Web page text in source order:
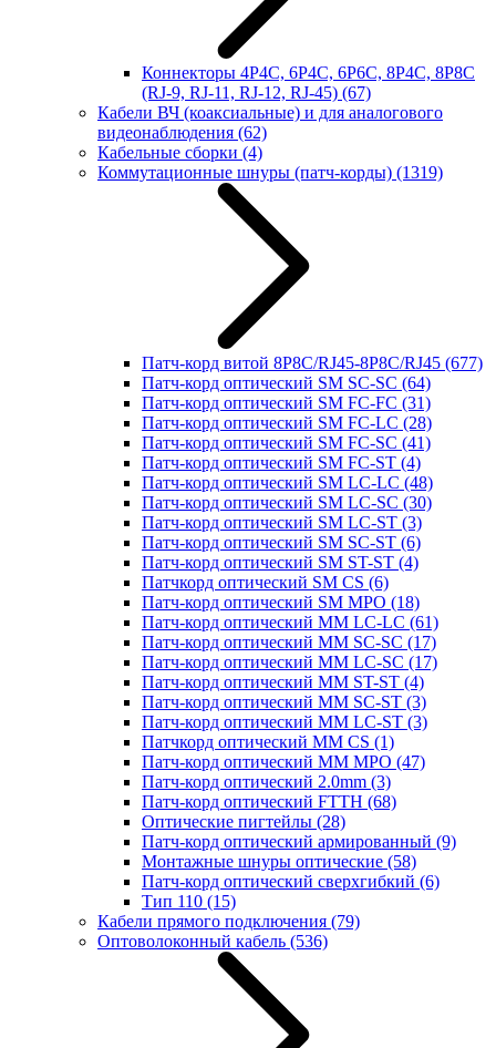
Коннекторы 4P4C, 6P4C, 6P6C, 8P4C, 8P8C
(RJ-9, RJ-11, RJ-12, RJ-45) (67)
Кабели ВЧ (коаксиальные) и для аналогового
видеонаблюдения (62)
Кабельные сборки (4)
Коммутационные шнуры (патч-корды) (1319)
Патч-корд витой 8P8C/RJ45-8P8C/RJ45 (677)
Патч-корд оптический SM SC-SC (64)
Патч-корд оптический SM FC-FC (31)
Патч-корд оптический SM FC-LC (28)
Патч-корд оптический SM FC-SC (41)
Патч-корд оптический SM FC-ST (4)
Патч-корд оптический SM LC-LC (48)
Патч-корд оптический SM LC-SC (30)
Патч-корд оптический SM LC-ST (3)
Патч-корд оптический SM SC-ST (6)
Патч-корд оптический SM ST-ST (4)
Патчкорд оптический SM CS (6)
Патч-корд оптический SM MPO (18)
Патч-корд оптический MM LC-LC (61)
Патч-корд оптический MM SC-SC (17)
Патч-корд оптический MM LC-SC (17)
Патч-корд оптический MM ST-ST (4)
Патч-корд оптический MM SC-ST (3)
Патч-корд оптический MM LC-ST (3)
Патчкорд оптический MM CS (1)
Патч-корд оптический MM MPO (47)
Патч-корд оптический 2.0mm (3)
Патч-корд оптический FTTH (68)
Оптические пигтейлы (28)
Патч-корд оптический армированный (9)
Монтажные шнуры оптические (58)
Патч-корд оптический сверхгибкий (6)
Тип 110 (15)
Кабели прямого подключения (79)
Оптоволоконный кабель (536)